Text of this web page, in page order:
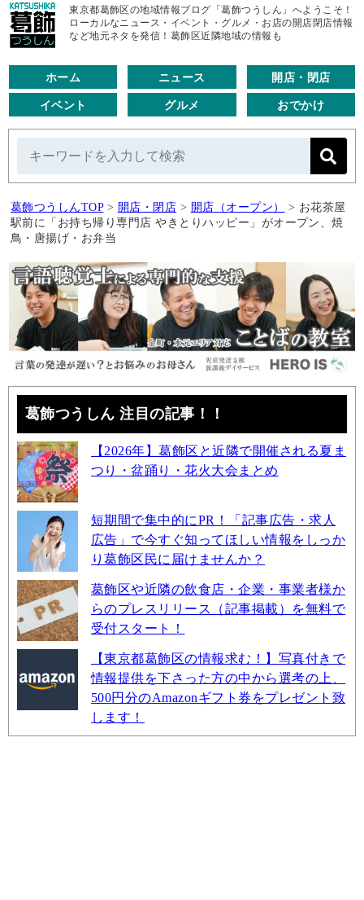
東京都葛飾区の地域情報ブログ「葛飾つうしん」へようこそ！
ローカルなニュース・イベント・グルメ・お店の開店閉店情報
など地元ネタを発信！葛飾区近隣地域の情報も
ホーム ニュース 開店・閉店
イベント グルメ おでかけ
葛飾つうしんTOP > 開店・閉店 > 開店（オープン） > お花茶屋
駅前に「お持ち帰り専門店 やきとりハッピー」がオープン、焼
鳥・唐揚げ・お弁当
葛飾つうしん 注目の記事！！
【2026年】葛飾区と近隣で開催される夏ま
つり・盆踊り・花火大会まとめ
短期間で集中的にPR！「記事広告・求人
広告」で今すぐ知ってほしい情報をしっか
り葛飾区民に届けませんか？
葛飾区や近隣の飲食店・企業・事業者様か
らのプレスリリース（記事掲載）を無料で
受付スタート！
【東京都葛飾区の情報求む！】写真付きで
情報提供を下さった方の中から選考の上、
500円分のAmazonギフト券をプレゼント致
します！